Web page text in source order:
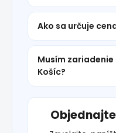
Ako sa určuje
Musím
Košíc?